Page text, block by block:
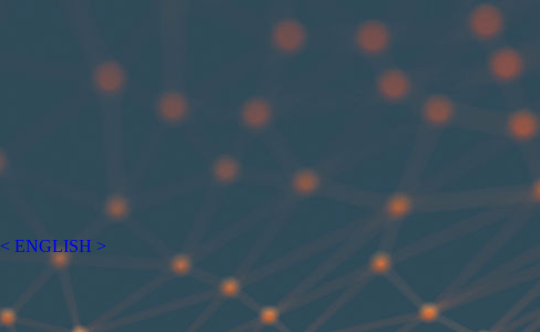
< ENGLISH >